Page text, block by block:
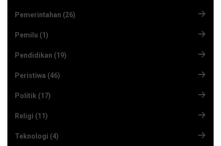
Pemerintahan (26)
Pemilu (1)
Pendidikan (19)
Peristiwa (46)
Politik (17)
Religi (11)
Teknologi (4)